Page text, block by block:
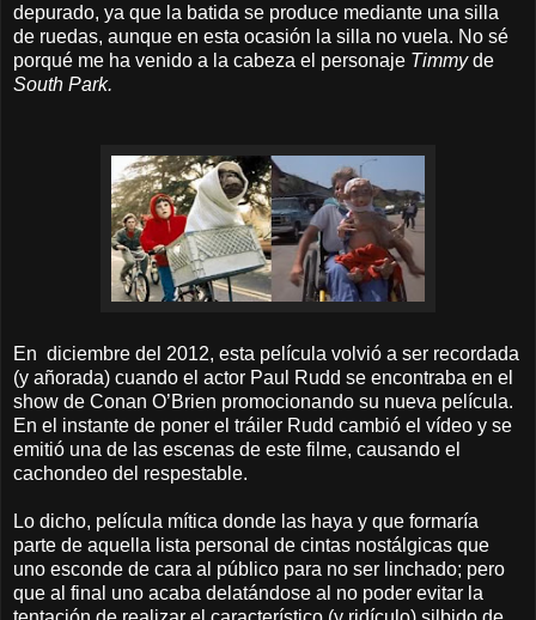
depurado, ya que la batida se produce mediante una silla
de ruedas, aunque en esta ocasión la silla no vuela. No sé
porqué me ha venido a la cabeza el personaje Timmyde
South Park.
En diciembre del 2012, esta película volvió a ser recordada
(y añorada) cuando el actor Paul Rudd se encontraba en el
show de Conan O’Brien promocionando su nueva película.
En el instante de poner el tráiler Rudd cambió el vídeo y se
emitió una de las escenas de este filme, causando el
cachondeo del respestable.
Lo dicho, película mítica donde las haya y que formaría
parte de aquella lista personal de cintas nostálgicas que
uno esconde de cara al público para no ser linchado; pero
que al final uno acaba delatándose al no poder evitar la